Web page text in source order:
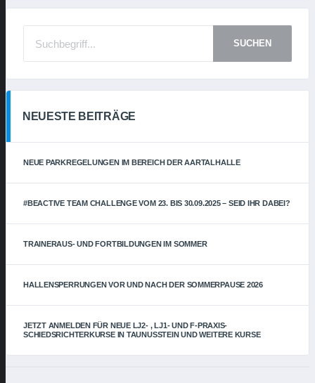
SUCHEN
NEUESTE BEITRÄGE
NEUE PARKREGELUNGEN IM BEREICH DER AARTALHALLE
#BEACTIVE TEAM CHALLENGE VOM 23. BIS 30.09.2025 – SEID IHR DABEI?
TRAINERAUS- UND FORTBILDUNGEN IM SOMMER
HALLENSPERRUNGEN VOR UND NACH DER SOMMERPAUSE 2026
JETZT ANMELDEN FÜR NEUE LJ2- , LJ1- UND F-PRAXIS-
SCHIEDSRICHTERKURSE IN TAUNUSSTEIN UND WEITERE KURSE